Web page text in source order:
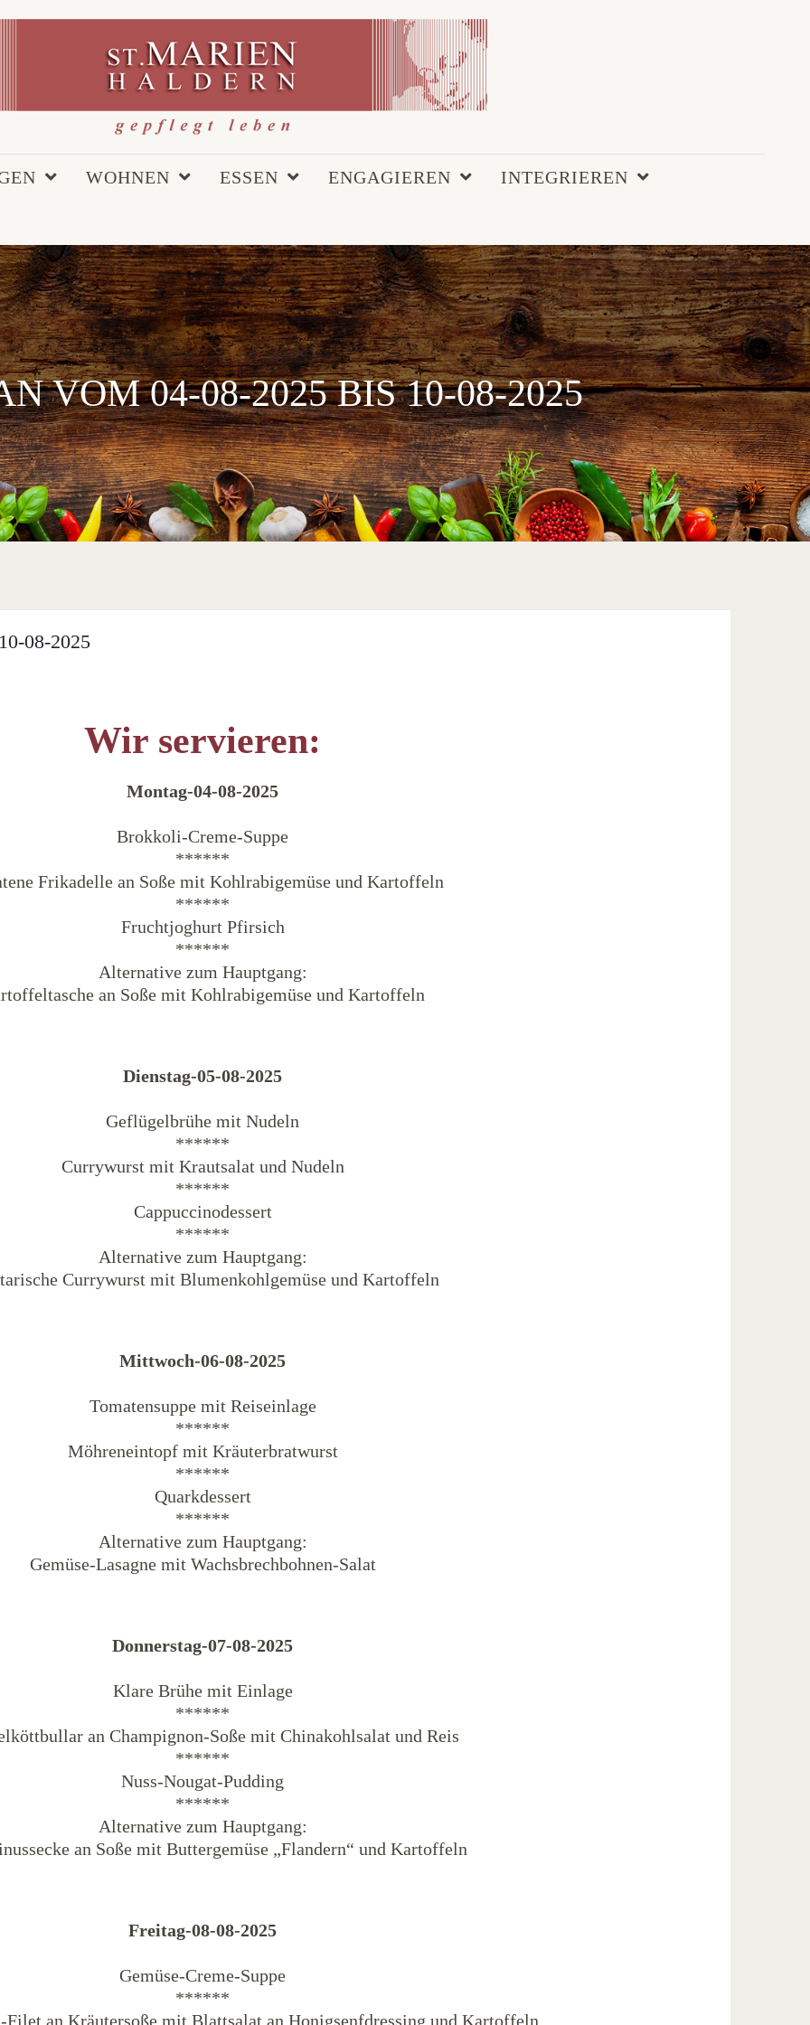
WOHNEN ESSEN ENGAGIEREN INTEGRIEREN
VOM 04-08-2025 BIS 10-08-2025
08-2025
Wir servieren:
Montag-04-08-2025
Brokkoli-Creme-Suppe
******
Frikadelle an Soße mit Kohlrabigemüse und Kartoffeln
******
Fruchtjoghurt Pfirsich
******
Alternative zum Hauptgang:
an Soße mit Kohlrabigemüse und Kartoffeln
Dienstag-05-08-2025
Geflügelbrühe mit Nudeln
******
Currywurst mit Krautsalat und Nudeln
******
Cappuccinodessert
******
Alternative zum Hauptgang:
Currywurst mit Blumenkohlgemüse und Kartoffeln
Mittwoch-06-08-2025
Tomatensuppe mit Reiseinlage
******
Möhreneintopf mit Kräuterbratwurst
******
Quarkdessert
******
Alternative zum Hauptgang:
Gemüse-Lasagne mit Wachsbrechbohnen-Salat
Donnerstag-07-08-2025
Klare Brühe mit Einlage
******
an Champignon-Soße mit Chinakohlsalat und Reis
******
Nuss-Nougat-Pudding
******
Alternative zum Hauptgang:
an Soße mit Buttergemüse „Flandern“ und Kartoffeln
Freitag-08-08-2025
Gemüse-Creme-Suppe
******
Filet an Kräutersoße mit Blattsalat an Honigsenfdressing und Kartoffeln